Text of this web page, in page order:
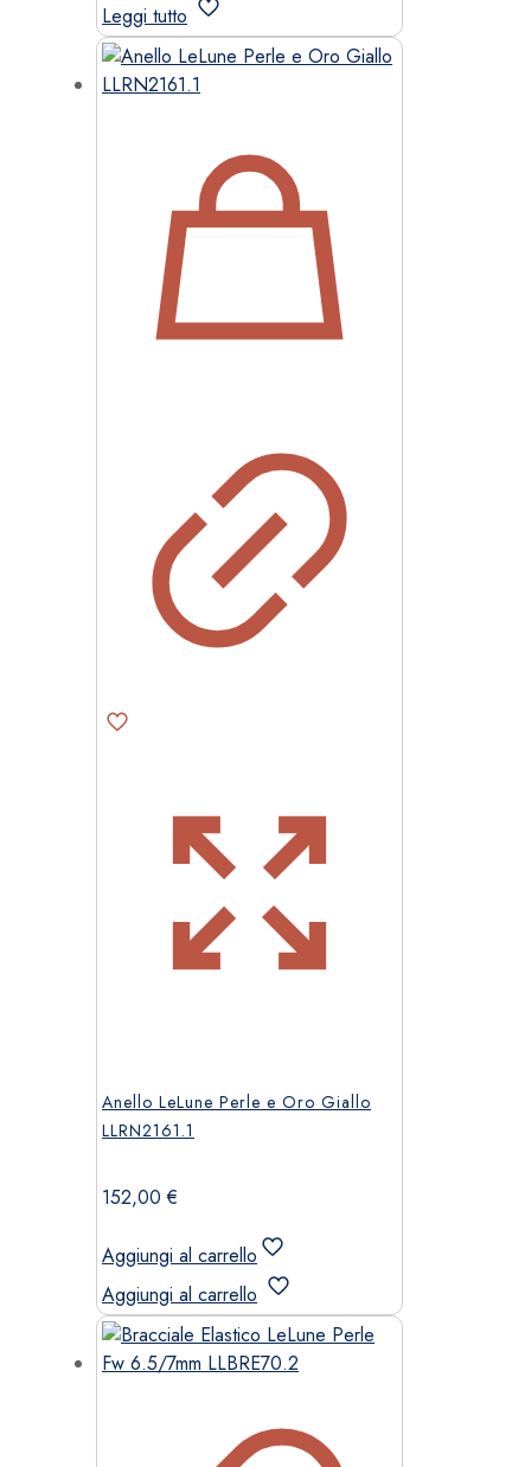
Leggi tutto
Anello LeLune Perle e Oro Giallo
LLRN2161.1
152,00€
Aggiungi al carrello
Aggiungi al carrello